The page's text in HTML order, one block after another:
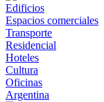
Edificios
Espacios comerciales
Transporte
Residencial
Hoteles
Cultura
Oficinas
Argentina